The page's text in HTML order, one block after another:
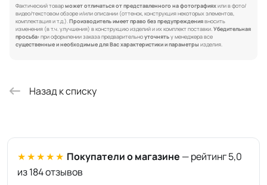
Фактический товарможет отличаться от представленного на фотографияхили в фото/
видео/текстовом обзоре и/или описании (оттенок, конструкция некоторых элементов,
комплектация и т.д.).Производитель имеет право без предупреждениявносить
изменения (в т.ч. улучшения) в конструкцию изделий и их комплект поставки.Убедительная
просьба: при оформлении заказа предварительноуточнятьу менеджера все
существенные и необходимые для Вас характеристики и параметры изделия.
Назад к списку
★★★★★ Покупатели о магазине — рейтинг 5,0
из 184 отзывов